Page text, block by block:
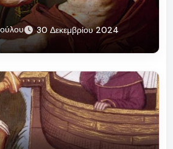
30 Δεκεμβρίου 2024